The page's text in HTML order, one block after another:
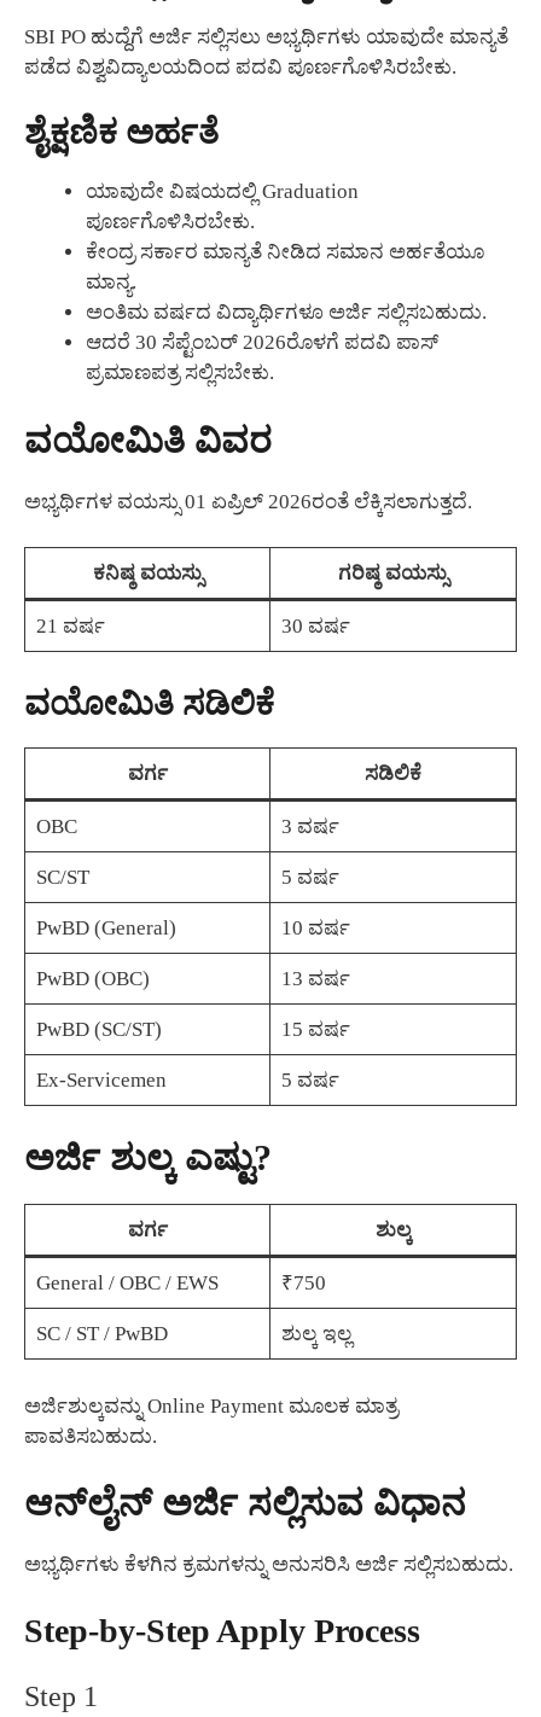
SBI PO ಹುದ್ದೆಗೆ ಅರ್ಜಿ ಸಲ್ಲಿಸಲು ಅಭ್ಯರ್ಥಿಗಳು ಯಾವುದೇ ಮಾನ್ಯತೆ
ಪಡೆದ ವಿಶ್ವವಿದ್ಯಾಲಯದಿಂದ ಪದವಿ ಪೂರ್ಣಗೊಳಿಸಿರಬೇಕು.
ಶೈಕ್ಷಣಿಕ ಅರ್ಹತೆ
ಯಾವುದೇ ವಿಷಯದಲ್ಲಿ Graduation
ಪೂರ್ಣಗೊಳಿಸಿರಬೇಕು.
ಕೇಂದ್ರ ಸರ್ಕಾರ ಮಾನ್ಯತೆ ನೀಡಿದ ಸಮಾನ ಅರ್ಹತೆಯೂ
ಮಾನ್ಯ.
ಅಂತಿಮ ವರ್ಷದ ವಿದ್ಯಾರ್ಥಿಗಳೂ ಅರ್ಜಿ ಸಲ್ಲಿಸಬಹುದು.
ಆದರೆ 30 ಸೆಪ್ಟೆಂಬರ್ 2026ರೊಳಗೆ ಪದವಿ ಪಾಸ್
ಪ್ರಮಾಣಪತ್ರ ಸಲ್ಲಿಸಬೇಕು.
ವಯೋಮಿತಿ ವಿವರ
ಅಭ್ಯರ್ಥಿಗಳ ವಯಸ್ಸು 01 ಏಪ್ರಿಲ್ 2026ರಂತೆ ಲೆಕ್ಕಿಸಲಾಗುತ್ತದೆ.
ಕನಿಷ್ಠ ವಯಸ್ಸು ಗರಿಷ್ಠ ವಯಸ್ಸು
21 ವರ್ಷ 30 ವರ್ಷ
ವಯೋಮಿತಿ ಸಡಿಲಿಕೆ
ವರ್ಗ ಸಡಿಲಿಕೆ
OBC 3 ವರ್ಷ
SC/ST 5 ವರ್ಷ
PwBD (General) 10 ವರ್ಷ
PwBD (OBC) 13 ವರ್ಷ
PwBD (SC/ST) 15 ವರ್ಷ
Ex-Servicemen 5 ವರ್ಷ
ಅರ್ಜಿ ಶುಲ್ಕ ಎಷ್ಟು?
ವರ್ಗ ಶುಲ್ಕ
General / OBC / EWS ₹750
SC / ST / PwBD ಶುಲ್ಕ ಇಲ್ಲ
ಅರ್ಜಿಶುಲ್ಕವನ್ನು Online Payment ಮೂಲಕ ಮಾತ್ರ
ಪಾವತಿಸಬಹುದು.
ಆನ್‌ಲೈನ್ ಅರ್ಜಿ ಸಲ್ಲಿಸುವ ವಿಧಾನ
ಅಭ್ಯರ್ಥಿಗಳು ಕೆಳಗಿನ ಕ್ರಮಗಳನ್ನು ಅನುಸರಿಸಿ ಅರ್ಜಿ ಸಲ್ಲಿಸಬಹುದು.
Step-by-Step Apply Process
Step 1